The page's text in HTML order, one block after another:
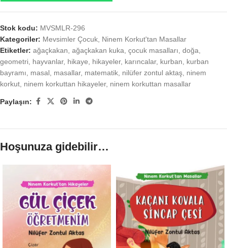
Stok kodu: MVSMLR-296
Kategoriler: Mevsimler Çocuk Ninem Korkut'tan Masallar
Etiketler: ağaçkakan ağaçkakan kuka çocuk masalları doğa
geometri hayvanlar, hikaye hikayeler, karıncalar, kurban
kurban
bayramı
masal masallar, matematik nilüfer zontul aktaş ninem
korkut ninem korkuttan hikayeler, ninem korkuttan masallar
Paylaşın:
Hoşunuza gidebilir…